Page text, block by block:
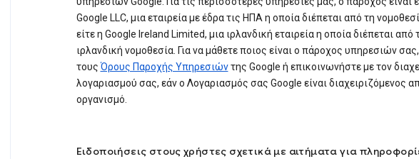
Google LLC, μια εταιρεία με έδρα τις ΗΠΑ η οποία διέπεται από τη
είτε η Google Ireland Limited, μια ιρλανδική εταιρεία η οποία διέπεται από
ιρλανδική νομοθεσία. Για να μάθετε ποιος είναι ο πάροχος υπηρεσιών
τουςΌρους Παροχής Υπηρεσιώντης Google ή επικοινωνήστε με τον
λογαριασμού σας, εάν ο Λογαριασμός σας Google είναι διαχειριζόμενος
οργανισμό.
Ειδοποιήσεις στους χρήστες σχετικά με αιτήματα για